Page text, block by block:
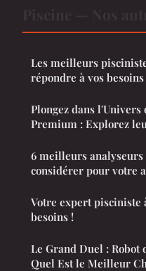
Les meilleurs
répondre à vos besoins
Plongez dans l'Univers
Premium : Explorez
6 meilleurs analyseurs
considérer pour votre
Votre expert pisciniste
besoins !
Le Grand Duel : Robot
Quel Est le Meilleur